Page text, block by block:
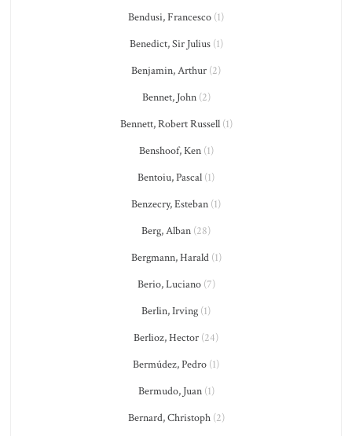
Bendusi, Francesco (1)
Benedict, Sir Julius(1)
Benjamin, Arthur (2)
Bennet, John(2)
Bennett, Robert Russell(1)
Benshoof, Ken(1)
Bentoiu, Pascal (1)
Benzecry, Esteban (1)
Berg, Alban (28)
Bergmann, Harald(1)
Berio, Luciano(7)
Berlin, Irving (1)
Berlioz, Hector (24)
Bermúdez, Pedro (1)
Bermudo, Juan(1)
Bernard, Christoph(2)